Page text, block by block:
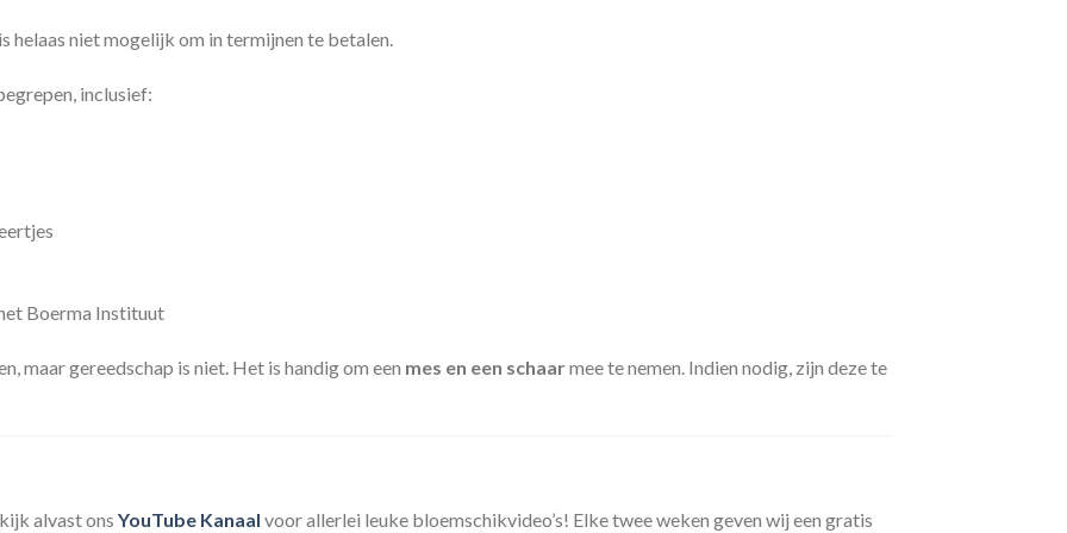
helaas niet mogelijk om in termijnen te betalen.
inclusief:
Boerma Instituut
maar gereedschap is niet. Het is handig om een mes en een schaarmee te nemen. Indien nodig, zijn deze te
alvast ons YouTube Kanaal voor allerlei leuke bloemschikvideo’s! Elke twee weken geven wij een gratis